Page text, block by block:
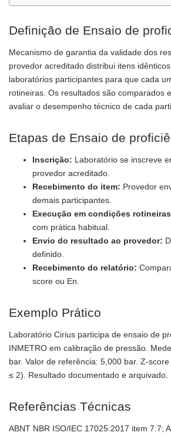
Definição de Ensaio de
Mecanismo de garantia da validade dos
provedor acreditado distribui itens
laboratórios participantes para que cada
rotineiras. Os resultados são comparados
avaliar o desempenho técnico de cada
Etapas de Ensaio de
Inscrição: Laboratório se inscreve
provedor acreditado.
Recebimento do item: Provedor
demais participantes.
Execução em condições
com prática habitual.
Envio do resultado ao provedor:
definido.
Recebimento do relatório:
score ou En.
Exemplo Prático
Laboratório Cirius participa de ensaio de
INMETRO em calibração de pressão.
bar. Valor de referência: 5,000 bar. Z-
≤ 2). Resultado documentado e arquivado.
Referências Técnicas
ABNT NBR ISO/IEC 17025:2017 item 7.7;